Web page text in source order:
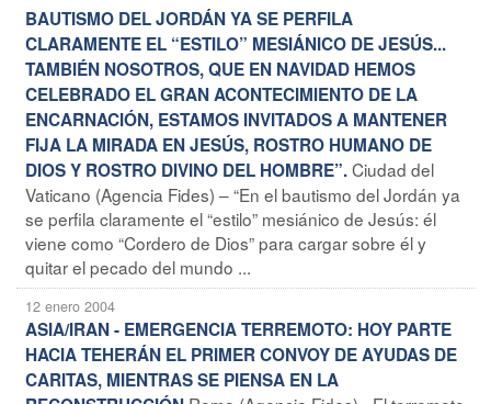
BAUTISMO DEL JORDÁN YA SE PERFILA
CLARAMENTE EL “ESTILO” MESIÁNICO DE JESÚS...
TAMBIÉN NOSOTROS, QUE EN NAVIDAD HEMOS
CELEBRADO EL GRAN ACONTECIMIENTO DE LA
ENCARNACIÓN, ESTAMOS INVITADOS A MANTENER
FIJA LA MIRADA EN JESÚS, ROSTRO HUMANO DE
DIOS Y ROSTRO DIVINO DEL HOMBRE”.Ciudad del
Vaticano (Agencia Fides) – “En el bautismo del Jordán ya
se perfila claramente el “estilo” mesiánico de Jesús: él
viene como “Cordero de Dios” para cargar sobre él y
quitar el pecado del mundo ...
12 enero 2004
ASIA/IRAN - EMERGENCIA TERREMOTO: HOY PARTE
HACIA TEHERÁN EL PRIMER CONVOY DE AYUDAS DE
CARITAS, MIENTRAS SE PIENSA EN LA